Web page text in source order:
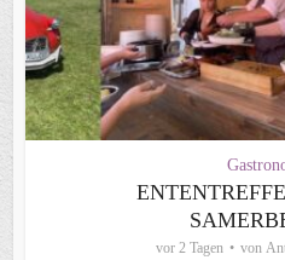
vor 2 Tagen von